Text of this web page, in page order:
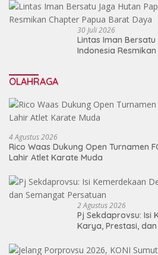
30 Juli 2026
Lintas Iman Bersatu
Indonesia
OLAHRAGA
4 Agustus 2026
Rico Waas Dukung Open Turnamen
Lahir Atlet Karate Muda
2 Agustus 2026
Pj Sekdaprovsu: Isi
Karya, Prestasi,